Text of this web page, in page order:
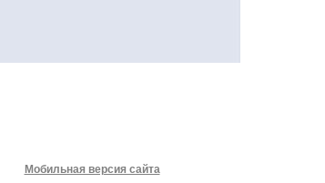
Мобильная версия сайта